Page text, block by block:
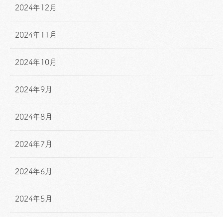
2024年12月
2024年11月
2024年10月
2024年9月
2024年8月
2024年7月
2024年6月
2024年5月